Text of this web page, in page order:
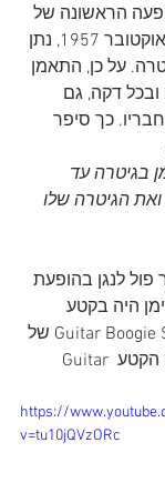
הראשונה של
הלהקה עם פול, ב-18 באוקטובר 1957, נתן
על כן, התאמן
דקה, גם
כך סיפר
בגיטרה עד
ואת הגיטרה שלו
פול לנגן בהופעת
היה בקטע
האינסטרומנטלי Guitar Boogie Shuffle של
להקת The Virtues. הנה הקטע Guitar
https://
v=tu10jQVzORc